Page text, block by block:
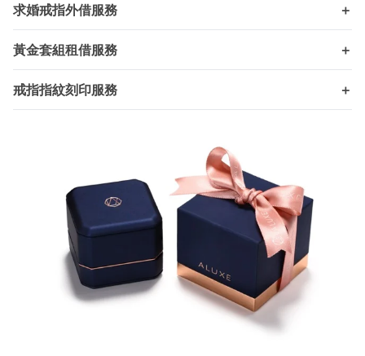
求婚戒指外借服務 ＋
黃金套組租借服務 ＋
戒指指紋刻印服務 ＋